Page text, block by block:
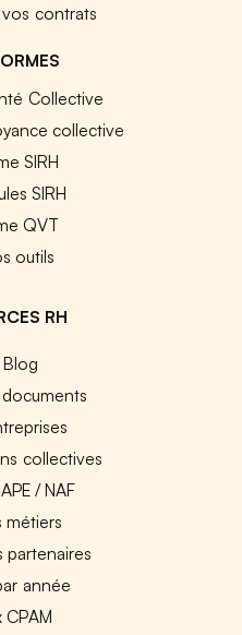
contrats
Collective
collective
SIRH
SIRH
QVT
outils
RH
collectives
/ NAF
métiers
partenaires
année
CPAM